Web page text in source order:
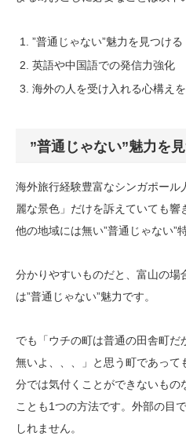
”普通じゃない”魅力を見つける
英語や中国語での発信力強化
海外の人を受け入れる心構え
”普通じゃない”魅力を
海外旅行経験豊富なシンガポー
麗な景色」だけを訴えていても響
他の地域には無い”普通じゃない”
分かりやすいものだと、富山の
は”普通じゃない”魅力です。
でも「ウチの町は普通の田舎町
無いよ、、、」と思う町であって
分では気付くことができないもの
ことも1つの方法です。外部の目
しれません。